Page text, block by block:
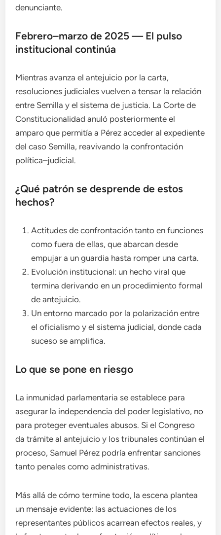
denunciante.
Febrero–marzo de 2025 — El pulso
institucional continúa
Mientras avanza el antejuicio por la carta,
resoluciones judiciales vuelven a tensar la relación
entre Semilla y el sistema de justicia. La Corte de
Constitucionalidad anuló posteriormente el
amparo que permitía a Pérez acceder al expediente
del caso Semilla, reavivando la confrontación
política–judicial.
¿Qué patrón se desprende de estos
hechos?
Actitudes de confrontación tanto en funciones
como fuera de ellas, que abarcan desde
empujar a un guardia hasta romper una carta.
Evolución institucional: un hecho viral que
termina derivando en un procedimiento formal
de antejuicio.
Un entorno marcado por la polarización entre
el oficialismo y el sistema judicial, donde cada
suceso se amplifica.
Lo que se pone en riesgo
La inmunidad parlamentaria se establece para
asegurar la independencia del poder legislativo, no
para proteger eventuales abusos. Si el Congreso
da trámite al antejuicio y los tribunales continúan el
proceso, Samuel Pérez podría enfrentar sanciones
tanto penales como administrativas.
Más allá de cómo termine todo, la escena plantea
un mensaje evidente: las actuaciones de los
representantes públicos acarrean efectos reales, y